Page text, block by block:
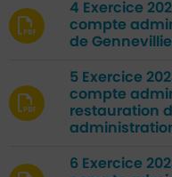
4 Exercice
compte
de
5 Exercice
compte
restauration
6 Exercice